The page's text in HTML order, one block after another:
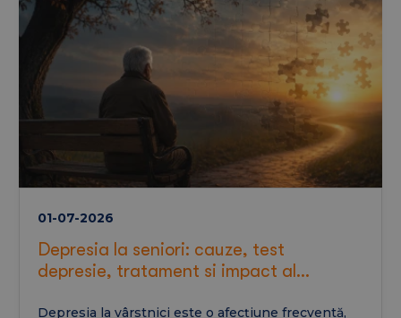
01-07-2026
Depresia la seniori: cauze, test
depresie, tratament si impact al
Depresia la vârstnici este o afecțiune frecventă,